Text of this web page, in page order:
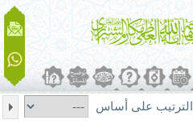
الترتيب على أساس